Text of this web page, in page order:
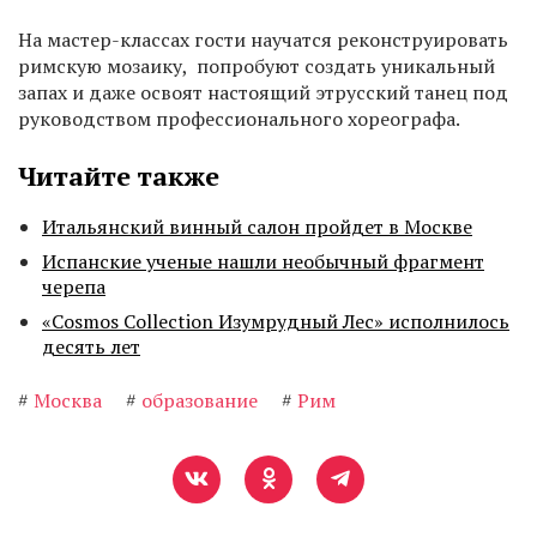
На мастер-классах гости научатся реконструировать
римскую мозаику, попробуют создать уникальный
запах и даже освоят настоящий этрусский танец под
руководством профессионального хореографа.
Читайте также
Итальянский винный салон пройдет в Москве
Испанские ученые нашли необычный фрагмент
черепа
«Cosmos Collection Изумрудный Лес» исполнилось
десять лет
# Москва # образование # Рим